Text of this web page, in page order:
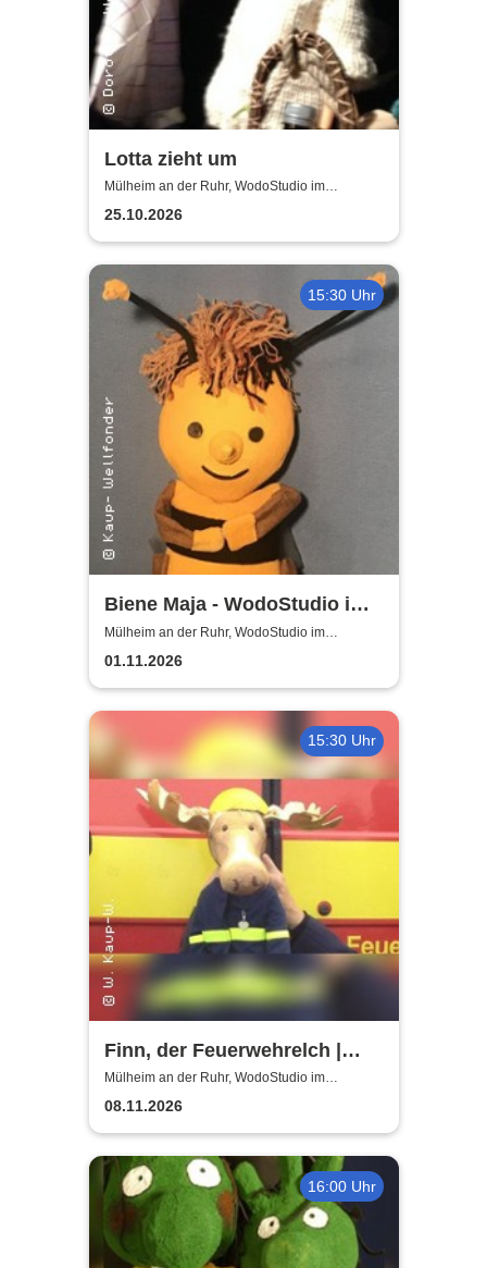
Lotta zieht um
Mülheim an der Ruhr, WodoStudio im
Ringlokschuppen Ruhr
25.10.2026
15:30 Uhr
Biene Maja - WodoStudio im
Ringlokschuppen Ruhr
Mülheim an der Ruhr, WodoStudio im
Ringlokschuppen Ruhr
01.11.2026
15:30 Uhr
Finn, der Feuerwehrelch |
WodoStudio im
Ringlokschuppen Ruhr
Mülheim an der Ruhr, WodoStudio im
Ringlokschuppen Ruhr
08.11.2026
16:00 Uhr